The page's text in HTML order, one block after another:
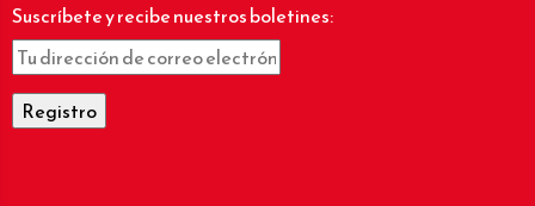
Suscríbete y recibe nuestros boletines: